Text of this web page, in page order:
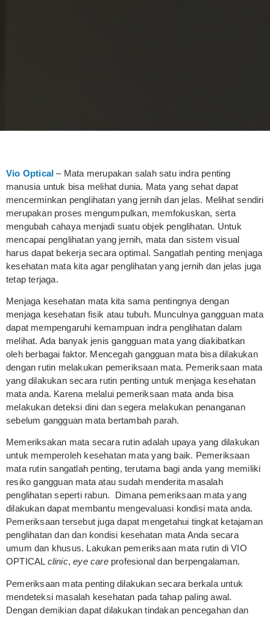
Vio Optical – Mata merupakan salah satu indra penting
manusia untuk bisa melihat dunia. Mata yang sehat dapat
mencerminkan penglihatan yang jernih dan jelas. Melihat sendiri
merupakan proses mengumpulkan, memfokuskan, serta
mengubah cahaya menjadi suatu objek penglihatan. Untuk
mencapai penglihatan yang jernih, mata dan sistem visual
harus dapat bekerja secara optimal. Sangatlah penting menjaga
kesehatan mata kita agar penglihatan yang jernih dan jelas juga
tetap terjaga.
Menjaga kesehatan mata kita sama pentingnya dengan
menjaga kesehatan fisik atau tubuh. Munculnya gangguan mata
dapat mempengaruhi kemampuan indra penglihatan dalam
melihat. Ada banyak jenis gangguan mata yang diakibatkan
oleh berbagai faktor. Mencegah gangguan mata bisa dilakukan
dengan rutin melakukan pemeriksaan mata. Pemeriksaan mata
yang dilakukan secara rutin penting untuk menjaga kesehatan
mata anda. Karena melalui pemeriksaan mata anda bisa
melakukan deteksi dini dan segera melakukan penanganan
sebelum gangguan mata bertambah parah.
Memeriksakan mata secara rutin adalah upaya yang dilakukan
untuk memperoleh kesehatan mata yang baik. Pemeriksaan
mata rutin sangatlah penting, terutama bagi anda yang memiliki
resiko gangguan mata atau sudah menderita masalah
penglihatan seperti rabun. Dimana pemeriksaan mata yang
dilakukan dapat membantu mengevaluasi kondisi mata anda.
Pemeriksaan tersebut juga dapat mengetahui tingkat ketajaman
penglihatan dan dan kondisi kesehatan mata Anda secara
umum dan khusus. Lakukan pemeriksaan mata rutin di VIO
OPTICAL clinic,eye care profesional dan berpengalaman.
Pemeriksaan mata penting dilakukan secara berkala untuk
mendeteksi masalah kesehatan pada tahap paling awal.
Dengan demikian dapat dilakukan tindakan pencegahan dan